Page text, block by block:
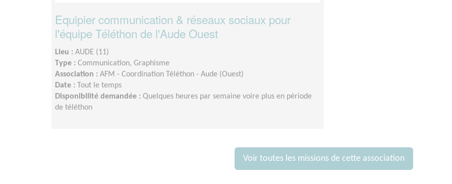
Equipier communication & réseaux sociaux pour
l'équipe Téléthon de l'Aude Ouest
Lieu : AUDE (11)
Type : Communication, Graphisme
Association : AFM - Coordination Téléthon - Aude (Ouest)
Date :
Tout le temps
Disponibilité demandée : Quelques heures par semaine voire plus en période
de téléthon
Voir toutes les missions de cette association